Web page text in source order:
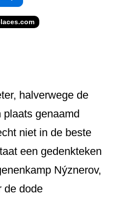
halverwege de
genaamd
niet in de beste
een gedenkteken
Nýznerov,
de dode